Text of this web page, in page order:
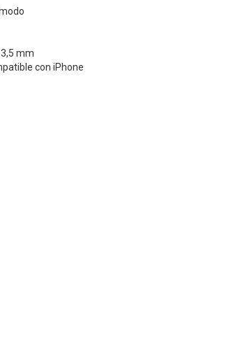
mm
con iPhone